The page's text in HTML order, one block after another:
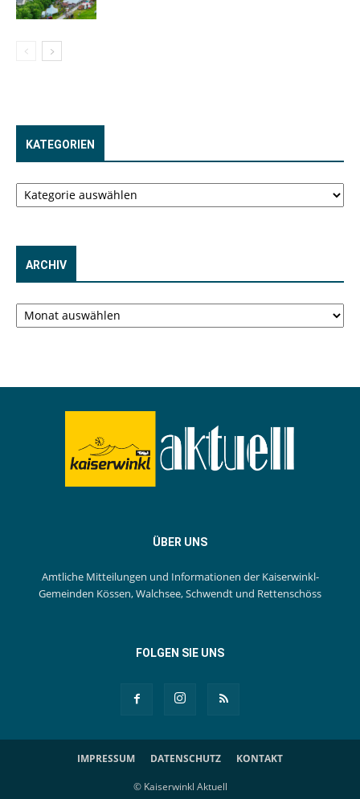
KATEGORIEN
Kategorien
ARCHIV
Archiv
ÜBER UNS
Amtliche Mitteilungen und Informationen der Kaiserwinkl-
Gemeinden Kössen, Walchsee, Schwendt und Rettenschöss
FOLGEN SIE UNS
IMPRESSUM DATENSCHUTZ KONTAKT
© Kaiserwinkl Aktuell